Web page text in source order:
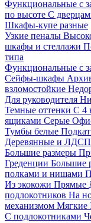
Функциональные с
по высоте С
Шкафы-купе разные
Узкие пеналы
шкафы и стеллажи
типа
Функциональные с
Сейфы-шкафы
взломостойкие
Для руководителя
Темные оттенки С 4
ящиками Серые
Тумбы белые
Деревянные и ЛДСП
Большие размеры
Греденции Большие
полками и нишами
Из экокожи Прямые
подлокотников На
механизмом Мягкие
С подлокотниками